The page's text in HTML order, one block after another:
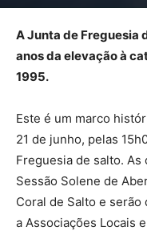
A Junta de Freguesia
anos da elevação à
1995.
Este é um marco
21 de junho, pelas
Freguesia de salto.
Sessão Solene de
Coral de Salto e
a Associações Locais